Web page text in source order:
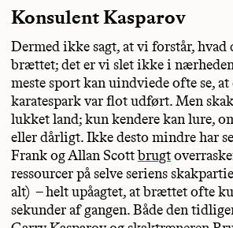
Konsulent Kasparov
Dermed ikke sagt, at vi forstår, hvad
brættet; det er vi slet ikke i
meste sport kan uindviede ofte se,
karatespark var flot udført. Men
lukket land; kun kendere kan lure,
eller dårligt. Ikke desto mindre har
Frank og Allan Scottbrugt
ressourcer på selve seriens
alt) – helt upåagtet, at brættet ofte
sekunder af gangen. Både den